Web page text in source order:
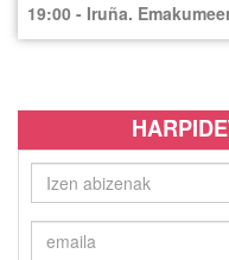
19:00 - Iruña.